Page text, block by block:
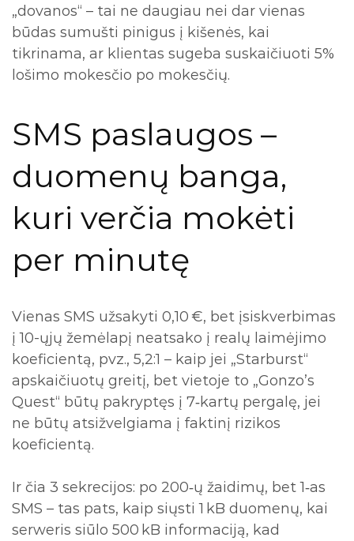
„dovanos“ – tai ne daugiau nei dar vienas
būdas sumušti pinigus į kišenės, kai
tikrinama, ar klientas sugeba suskaičiuoti 5%
lošimo mokesčio po mokesčių.
SMS paslaugos –
duomenų banga,
kuri verčia mokėti
per minutę
Vienas SMS užsakyti 0,10 €, bet įsiskverbimas
į 10-ųjų žemėlapį neatsako į realų laimėjimo
koeficientą, pvz., 5,2:1 – kaip jei „Starburst“
apskaičiuotų greitį, bet vietoje to „Gonzo’s
Quest“ būtų pakryptęs į 7‑kartų pergalę, jei
ne būtų atsižvelgiama į faktinį rizikos
koeficientą.
Ir čia 3 sekrecijos: po 200‑ų žaidimų, bet 1‑as
SMS – tas pats, kaip siųsti 1 kB duomenų, kai
serweris siūlo 500 kB informaciją, kad